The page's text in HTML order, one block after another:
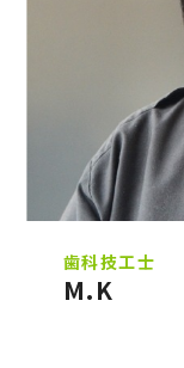
歯科技工士
M.K